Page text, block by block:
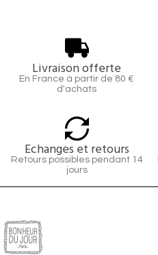
Livraison offerte
En France à partir de 80 €
d'achats
Echanges et retours
Retours possibles pendant 14
jours